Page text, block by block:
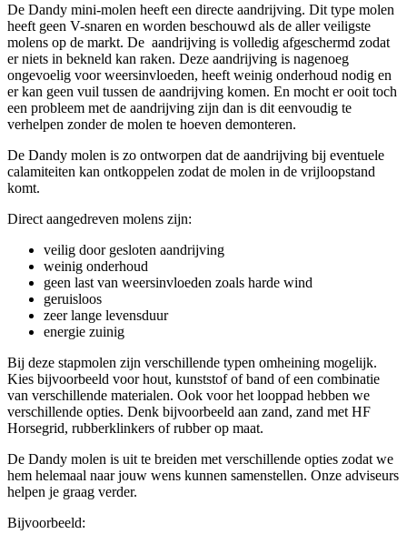
De Dandy mini-molen heeft een directe aandrijving. Dit type molen
heeft geen V-snaren en worden beschouwd als de aller veiligste
molens op de markt. De aandrijving is volledig afgeschermd zodat
er niets in bekneld kan raken. Deze aandrijving is nagenoeg
ongevoelig voor weersinvloeden, heeft weinig onderhoud nodig en
er kan geen vuil tussen de aandrijving komen. En mocht er ooit toch
een probleem met de aandrijving zijn dan is dit eenvoudig te
verhelpen zonder de molen te hoeven demonteren.
De Dandy molen is zo ontworpen dat de aandrijving bij eventuele
calamiteiten kan ontkoppelen zodat de molen in de vrijloopstand
komt.
Direct aangedreven molens zijn:
veilig door gesloten aandrijving
weinig onderhoud
geen last van weersinvloeden zoals harde wind
geruisloos
zeer lange levensduur
energie zuinig
Bij deze stapmolen zijn verschillende typen omheining mogelijk.
Kies bijvoorbeeld voor hout, kunststof of band of een combinatie
van verschillende materialen. Ook voor het looppad hebben we
verschillende opties. Denk bijvoorbeeld aan zand, zand met HF
Horsegrid, rubberklinkers of rubber op maat.
De Dandy molen is uit te breiden met verschillende opties zodat we
hem helemaal naar jouw wens kunnen samenstellen. Onze adviseurs
helpen je graag verder.
Bijvoorbeeld: